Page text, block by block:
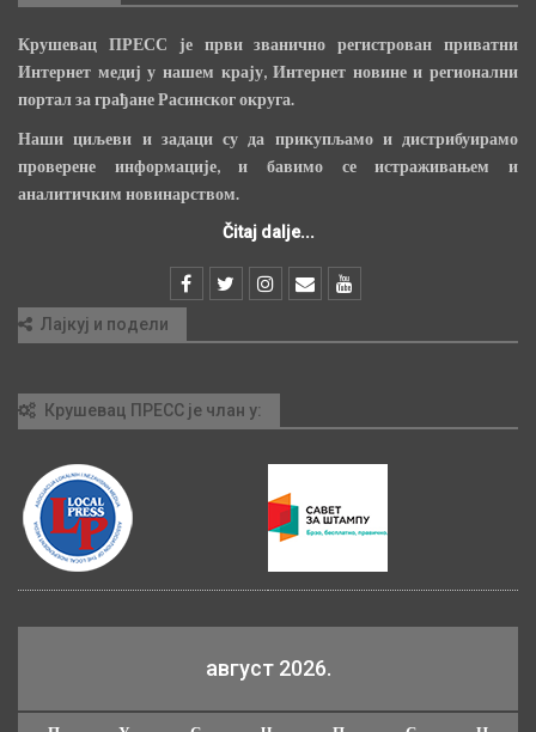
Крушевац ПРЕСС је први званично регистрован приватни
Интернет медиј у нашем крају, Интернет новине и регионални
портал за грађане Расинског округа.
Наши циљеви и задаци су да прикупљамо и дистрибуирамо
проверене информације, и бавимо се истраживањем и
аналитичким новинарством.
Čitaj dalje...
Лајкуј и подели
Крушевац ПРЕСС је члан у:
август 2026.